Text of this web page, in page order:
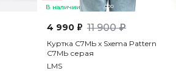
В наличии
4 990 ₽ 11 900 ₽
Куртка С7МЬ x Sxema Pattern
С7МЬ серая
LMS